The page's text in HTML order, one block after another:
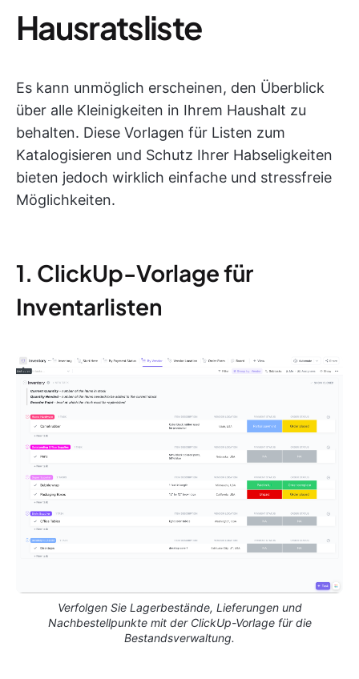
Hausratsliste
Es kann unmöglich erscheinen, den Überblick
über alle Kleinigkeiten in Ihrem Haushalt zu
behalten. Diese Vorlagen für Listen zum
Katalogisieren und Schutz Ihrer Habseligkeiten
bieten jedoch wirklich einfache und stressfreie
Möglichkeiten.
1. ClickUp-Vorlage für
Inventarlisten
Verfolgen Sie Lagerbestände, Lieferungen und
Nachbestellpunkte mit der ClickUp-Vorlage für die
Bestandsverwaltung.